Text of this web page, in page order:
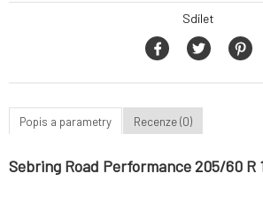
Sdílet
Popis a parametry Recenze (0)
Sebring Road Performance 205/60 R